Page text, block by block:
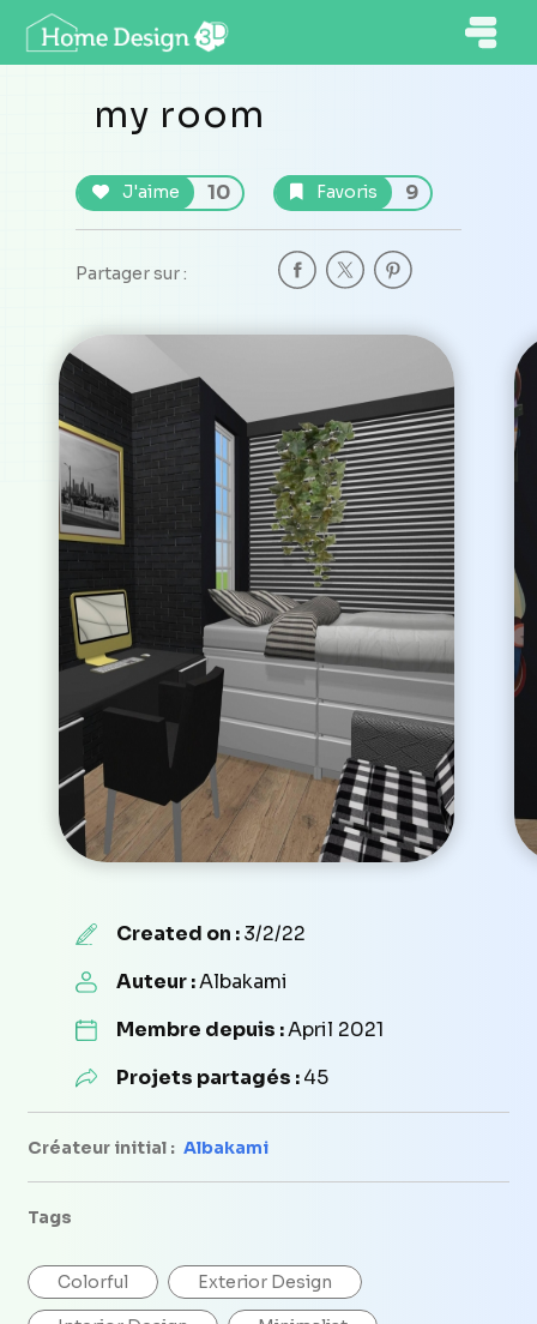
my room
J'aime 10 Favoris 9
Partager sur :
Created on :3/2/22
Auteur :Albakami
Membre depuis :April 2021
Projets partagés :45
Créateur initial : Albakami
Tags
Colorful Exterior Design